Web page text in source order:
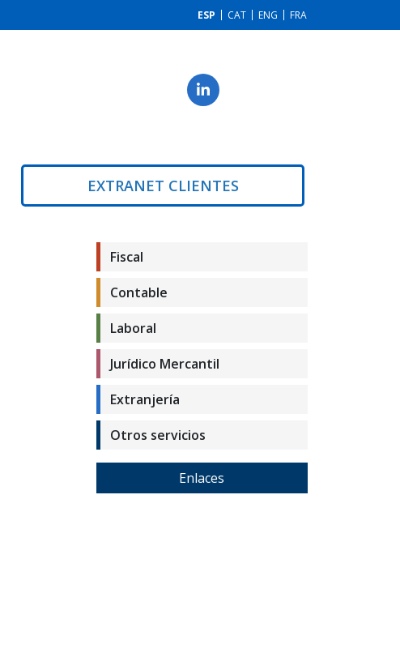
ESP CAT ENG FRA
EXTRANET CLIENTES
Fiscal
Contable
Laboral
Jurídico Mercantil
Extranjería
Otros servicios
Enlaces